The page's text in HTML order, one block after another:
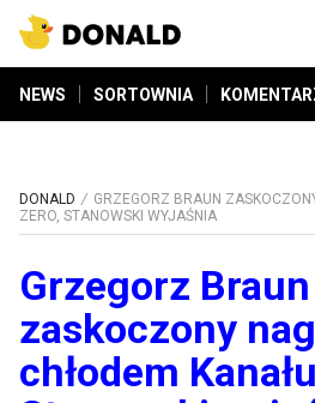
NEWS SORTOWNIA
DONALD
GRZEGORZ BRAUN
ZERO, STANOWSKI WYJAŚNIA
Grzegorz Braun
zaskoczony
chłodem